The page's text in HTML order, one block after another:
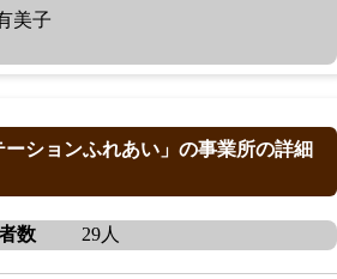
美子
ーションふれあい」の事業所の詳細
数 29人